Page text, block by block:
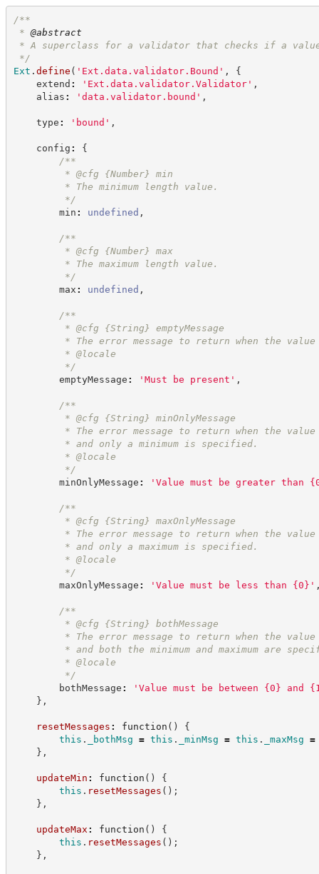
/**
* @abstract
* A superclass for a validator that checks if a
*/
Ext . define ( ' Ext.data.validator.Bound ' ,
{
extend : ' Ext.data.validator.Validator' ,
alias : ' data.validator.bound ' ,
type : ' bound ' ,
config :
{
/**
* @cfg {Number}
min
* The minimum length value.
*/
min : undefined ,
/**
* @cfg {Number}
max
* The maximum length value.
*/
max : undefined ,
/**
* @cfg {String}
emptyMessage
* The error message to return when the value
* @locale
*/
emptyMessage : ' Must be present ' ,
/**
* @cfg {String}
minOnlyMessage
* The error message to return when the value
* and only a minimum is specified.
* @locale
*/
minOnlyMessage : ' Value must be greater than
/**
* @cfg {String}
maxOnlyMessage
* The error message to return when the value is
* and only a maximum is specified.
* @locale
*/
maxOnlyMessage : ' Value must be less than {0} '
/**
* @cfg {String}
bothMessage
* The error message to return when the value
* and both the minimum and maximum are
* @locale
*/
bothMessage : ' Value must be between {0} and
} ,
resetMessages : function ( )
{
this . _bothMsg = this . _minMsg = this . _maxMsg =
} ,
updateMin : function ( )
{
this . resetMessages ( ) ;
} ,
updateMax : function ( )
{
this . resetMessages ( ) ;
} ,